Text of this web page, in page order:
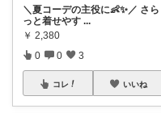
＼夏コーデの主役に👶✨／ さら
っと着せやす ...
￥ 2,380
0 0 3
コレ いいね